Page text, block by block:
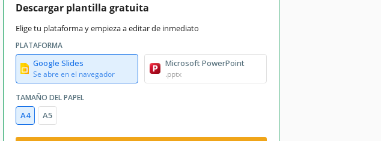
Descargar plantilla gratuita
Elige tu plataforma y empieza a editar de inmediato
PLATAFORMA
Google Slides
Se abre en el navegador
Microsoft PowerPoint
.pptx
TAMAÑO DEL PAPEL
A4 A5